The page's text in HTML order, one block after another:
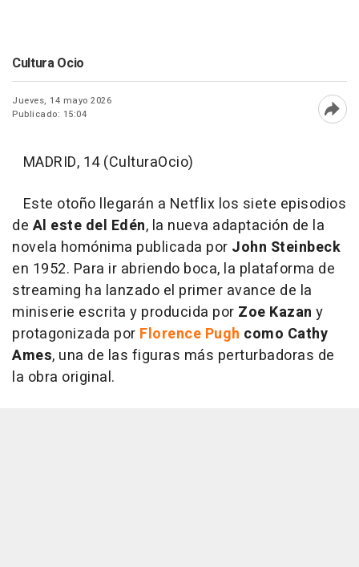
Cultura Ocio
Jueves, 14 mayo 2026
Publicado: 15:04
MADRID, 14 (CulturaOcio)
Este otoño llegarán a Netflix los siete episodios
de Al este del Edén, la nueva adaptación de la
novela homónima publicada por John Steinbeck
en 1952. Para ir abriendo boca, la plataforma de
streaming ha lanzado el primer avance de la
miniserie escrita y producida por Zoe Kazan y
protagonizada por Florence Pugh como Cathy
Ames, una de las figuras más perturbadoras de
la obra original.